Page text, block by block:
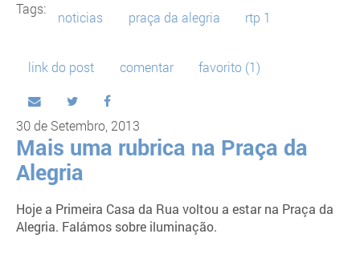
Tags:
noticias praça da alegria rtp 1
link do post comentar favorito (1)
30 de Setembro, 2013
Mais uma rubrica na Praça da
Alegria
Hoje a Primeira Casa da Rua voltou a estar na Praça da
Alegria. Falámos sobre iluminação.